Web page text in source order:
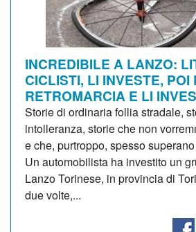
INCREDIBILE A LANZO:
CICLISTI, LI INVESTE, POI
RETROMARCIA E LI
Storie di ordinaria follia stradale,
intolleranza, storie che non
e che, purtroppo, spesso
Un automobilista ha investito un
Lanzo Torinese, in provincia di
due volte,...